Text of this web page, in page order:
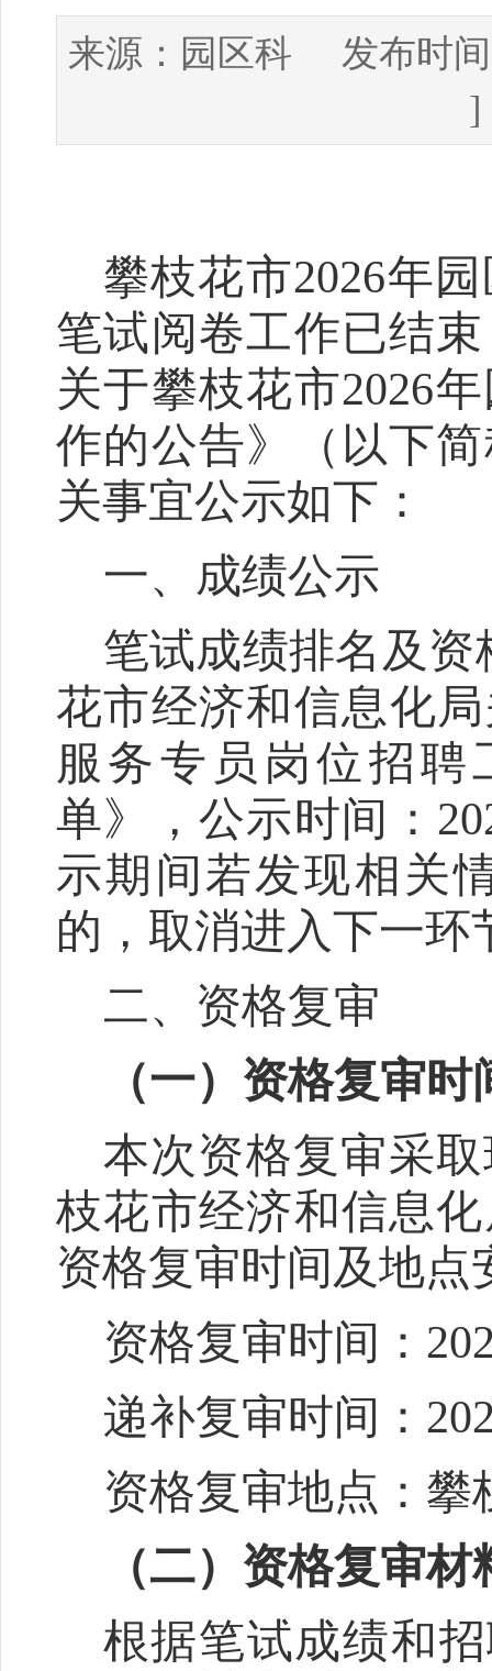
来源： 园区科 发布时
]
攀枝花市2026年
笔试阅卷工作已结束
关于攀枝花市2026
作的公告》
（ 以下
关事宜公示如下：
一、 成绩公示
笔试成绩排名及资
花市经济和信息化
服务专员岗位招聘
单》
，公示时间：
示期间若发现相关
的，取消进入下一环
二、 资格复审
（一）资格复审时
本次资格复审采
枝花市经济和信息
资格复审时间及地点
资格复审时间：
递补复审时间 ： 20
资格复审地点：攀
（二） 资格复审材
根据笔试成绩和